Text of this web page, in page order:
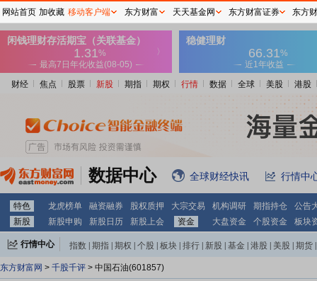
财经 焦点 股票 新股 期指 期权 行情 数据 全球 美股 港股
数据中心 全球财经快讯 行情中
特色 龙虎榜单 融资融券 股权质押 大宗交易 机构调研 期指持仓
公告
新股
新股申购 新股日历 新股上会 资金 大盘资金 个股资金 板块
行情中心 指数 期指 期权 个股 板块 排行 新股 基金 港股 美股 期货
东方财富网 > 千股千评 > 中国石油(601857)
网站首页 加收藏 移动客户端 东方财富 天天基金网 东方财富证券 东方